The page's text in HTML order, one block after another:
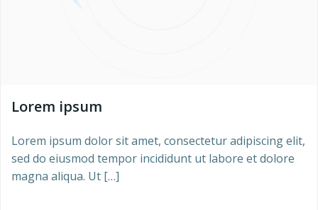
Lorem ipsum
Lorem ipsum dolor sit amet, consectetur adipiscing elit,
sed do eiusmod tempor incididunt ut labore et dolore
magna aliqua. Ut […]